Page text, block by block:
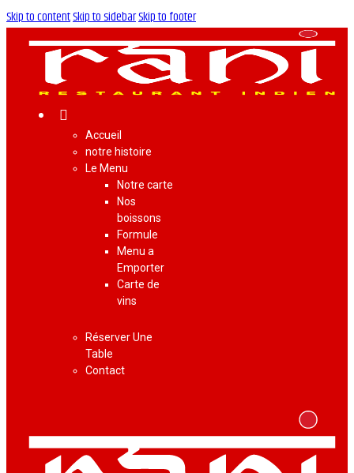
Skip to contentSkip to sidebarSkip to footer
Accueil
notre histoire
Le Menu
Notre carte
Nos
boissons
Formule
Menu a
Emporter
Carte de
vins
Réserver Une
Table
Contact